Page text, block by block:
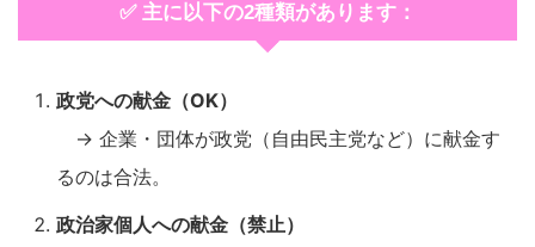
✅ 主に以下の2種類があります：
政党への献金（OK）
→ 企業・団体が政党（自由民主党など）に献金す
るのは合法。
政治家個人への献金（禁止）